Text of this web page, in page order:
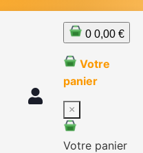
0 0,00 €
Votre
panier
×
Votre panier